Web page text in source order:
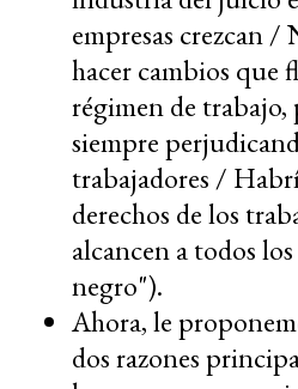
empresas crezcan /
hacer cambios que
régimen de
siempre
trabajadores /
derechos de los
alcancen a todos
negro").
Ahora, le
dos razones